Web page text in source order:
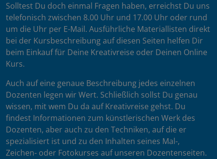
Solltest Du doch einmal Fragen haben, erreichst Du uns
telefonisch zwischen 8.00 Uhr und 17.00 Uhr oder rund
um die Uhr per E-Mail. Ausführliche Materiallisten direkt
bei der Kursbeschreibung auf diesen Seiten helfen Dir
beim Einkauf für Deine Kreativreise oder Deinen Online
Kurs.
Auch auf eine genaue Beschreibung jedes einzelnen
Dozenten legen wir Wert. Schließlich sollst Du genau
wissen, mit wem Du da auf Kreativreise gehst. Du
findest Informationen zum künstlerischen Werk des
Dozenten, aber auch zu den Techniken, auf die er
spezialisiert ist und zu den Inhalten seines Mal-,
Zeichen- oder Fotokurses auf unseren Dozentenseiten.